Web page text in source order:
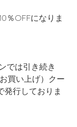
％OFFになりま
では引き続き
買い上げ）クー
発行しておりま